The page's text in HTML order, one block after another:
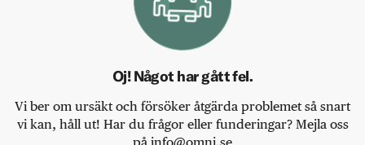
Oj! Något har gått fel.
Vi ber om ursäkt och försöker åtgärda problemet så snart
vi kan, håll ut! Har du frågor eller funderingar? Mejla oss